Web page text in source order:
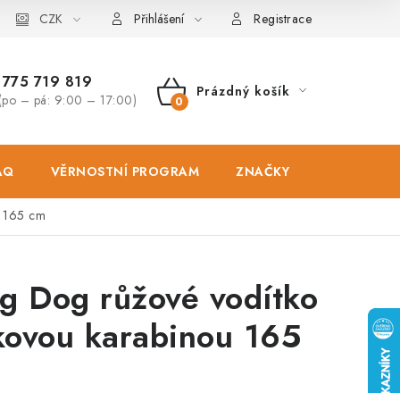
údajů Zásady použivání souboru cookies
CZK Přihlášení Registrace
775 719 819
(po – pá: 9:00 – 17:00)
NÁKUPNÍ
Prázdný košík
VĚRNOSTNÍ PROGRAM ZNAČKY
cm
Dog růžové vodítko
karabinou 165